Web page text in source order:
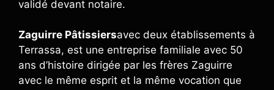
validé devant notaire.
Zaguirre Pâtissiersavec deux établissements à
Terrassa, est une entreprise familiale avec 50
ans d’histoire dirigée par les frères Zaguirre
avec le même esprit et la même vocation que